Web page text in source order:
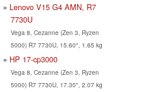
Lenovo V15 G4 AMN, R7
7730U
Vega 8, Cezanne (Zen 3, Ryzen
5000) R7 7730U, 15.60", 1.65 kg
HP 17-cp3000
Vega 8, Cezanne (Zen 3, Ryzen
5000) R7 7730U, 17.30", 2.07 kg